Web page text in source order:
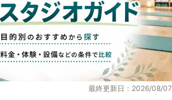
最終更新日：2026/08/07